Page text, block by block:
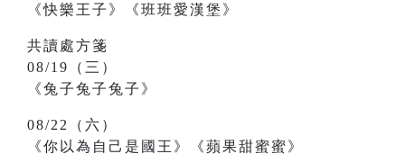
《快樂王子》《班班愛漢堡》
共讀處方箋
08/19（三）
《兔子兔子兔子》
08/22（六）
《你以為自己是國王》《蘋果甜蜜蜜》